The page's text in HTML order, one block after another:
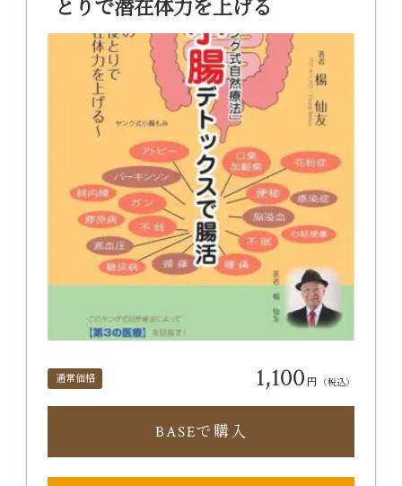
とりで潜在体力を上げる
通常価格 1,100 円 （税込）
BASEで購入